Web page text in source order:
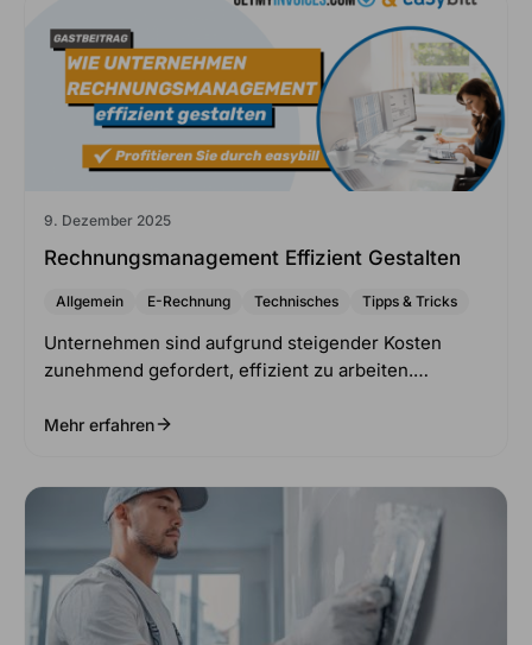
9. Dezember 2025
Rechnungsmanagement Effizient Gestalten
Allgemein E-Rechnung Technisches Tipps & Tricks
Unternehmen sind aufgrund steigender Kosten
zunehmend gefordert, effizient zu arbeiten.…
Mehr erfahren